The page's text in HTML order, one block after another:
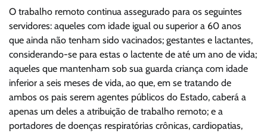
O trabalho remoto continua assegurado para os seguintes
servidores: aqueles com idade igual ou superior a 60 anos
que ainda não tenham sido vacinados; gestantes e lactantes,
considerando-se para estas o lactente de até um ano de vida;
aqueles que mantenham sob sua guarda criança com idade
inferior a seis meses de vida, ao que, em se tratando de
ambos os pais serem agentes públicos do Estado, caberá a
apenas um deles a atribuição de trabalho remoto; e a
portadores de doenças respiratórias crônicas, cardiopatias,